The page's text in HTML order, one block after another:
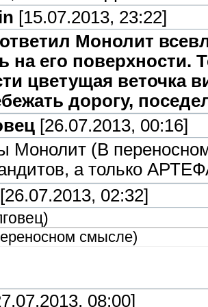
[15.07.2013, 23:22]
Монолит
на его поверхности.
цветущая веточка
дорогу,
[26.07.2013, 00:16]
Монолит (В
а только
[26.07.2013, 02:32]
)
смысле)
08:00]